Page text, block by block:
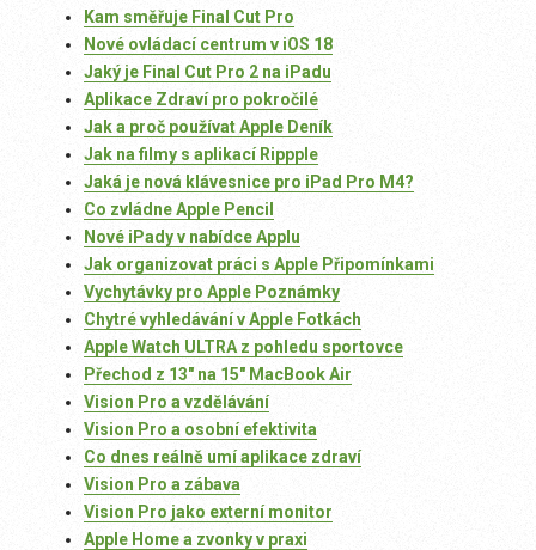
Kam směřuje Final Cut Pro
Nové ovládací centrum v iOS 18
Jaký je Final Cut Pro 2 na iPadu
Aplikace Zdraví pro pokročilé
Jak a proč používat Apple Deník
Jak na filmy s aplikací Rippple
Jaká je nová klávesnice pro iPad Pro M4?
Co zvládne Apple Pencil
Nové iPady v nabídce Applu
Jak organizovat práci s Apple Připomínkami
Vychytávky pro Apple Poznámky
Chytré vyhledávání v Apple Fotkách
Apple Watch ULTRA z pohledu sportovce
Přechod z 13″ na 15″ MacBook Air
Vision Pro a vzdělávání
Vision Pro a osobní efektivita
Co dnes reálně umí aplikace zdraví
Vision Pro a zábava
Vision Pro jako externí monitor
Apple Home a zvonky v praxi